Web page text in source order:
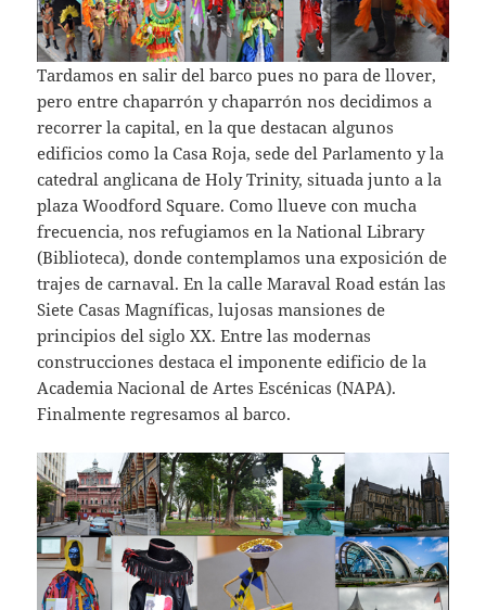
Tardamos en salir del barco pues no para de llover,
pero entre chaparrón y chaparrón nos decidimos a
recorrer la capital, en la que destacan algunos
edificios como la Casa Roja, sede del Parlamento y la
catedral anglicana de Holy Trinity, situada junto a la
plaza Woodford Square. Como llueve con mucha
frecuencia, nos refugiamos en la National Library
(Biblioteca), donde contemplamos una exposición de
trajes de carnaval. En la calle Maraval Road están las
Siete Casas Magníficas, lujosas mansiones de
principios del siglo XX. Entre las modernas
construcciones destaca el imponente edificio de la
Academia Nacional de Artes Escénicas (NAPA).
Finalmente regresamos al barco.